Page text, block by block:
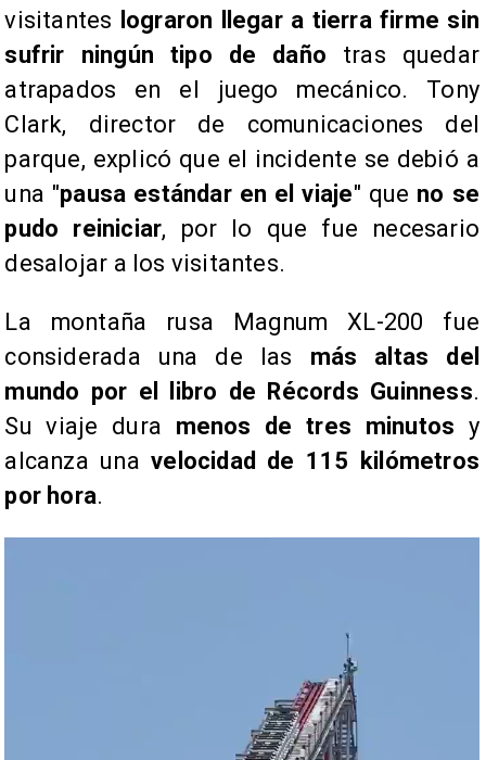
visitantes lograron llegar a tierra firme sin
sufrir ningún tipo de daño tras quedar
atrapados en el juego mecánico. Tony
Clark, director de comunicaciones del
parque, explicó que el incidente se debió a
una "pausa estándar en el viaje" que no se
pudo reiniciar, por lo que fue necesario
desalojar a los visitantes.
La montaña rusa Magnum XL-200 fue
considerada una de las más altas del
mundo por el libro de Récords Guinness.
Su viaje dura menos de tres minutos y
alcanza una velocidad de 115 kilómetros
por hora.